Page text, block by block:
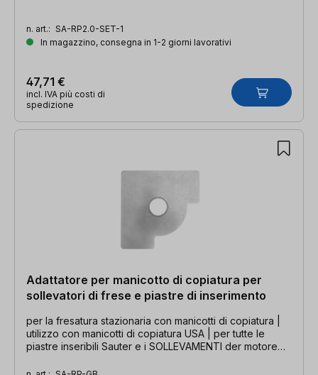
n. art.: SA-RP2.0-SET-1
In magazzino, consegna in 1-2 giorni lavorativi
47,71 €
incl. IVA più costi di
spedizione
Adattatore per manicotto di copiatura per
sollevatori di frese e piastre di inserimento
per la fresatura stazionaria con manicotti di copiatura |
utilizzo con manicotti di copiatura USA | per tutte le
piastre inseribili Sauter e i SOLLEVAMENTI der motore